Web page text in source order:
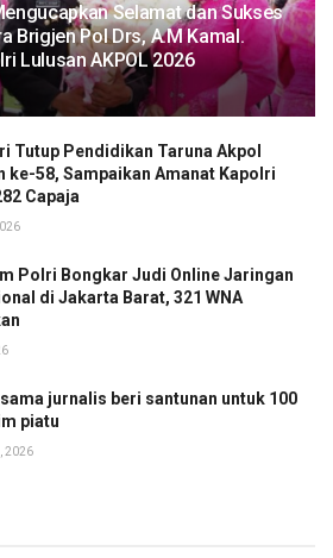
Selamat dan Sukses
Brigjen Pol Drs, A.M Kamal.
Lulusan AKPOL 2026
Tutup Pendidikan Taruna Akpol
ke-58, Sampaikan Amanat Kapolri
Capaja
Polri Bongkar Judi Online Jaringan
di Jakarta Barat, 321 WNA
jurnalis beri santunan untuk 100
piatu
2026